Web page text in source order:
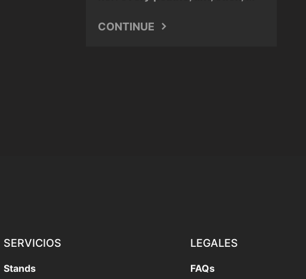
CONTINUE
SERVICIOS
Stands
LEGALES
FAQs